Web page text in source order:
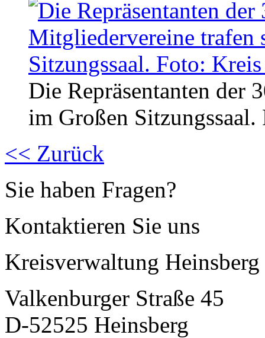
Die Repräsentanten der
im Großen
<< Zurück
Sie haben Fragen?
Kontaktieren Sie uns
Kreisverwaltung Heinsberg
Valkenburger Straße 45
D-52525 Heinsberg